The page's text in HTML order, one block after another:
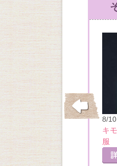
10/26
はじめてのウクレ
8/10
キ
服
を見る
詳細を